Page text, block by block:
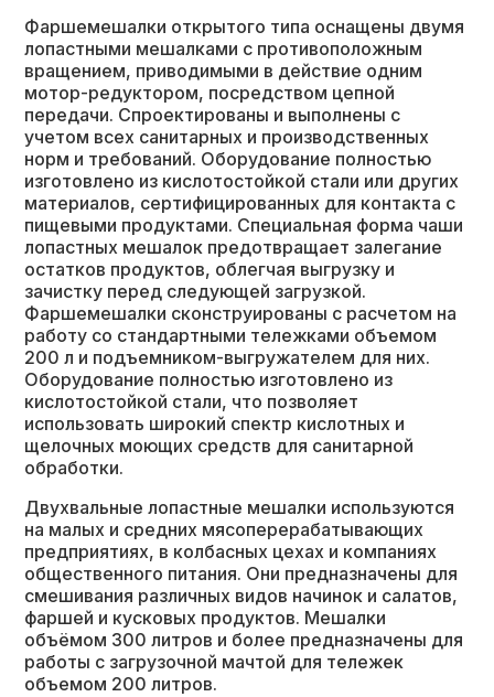
Фаршемешалки открытого типа оснащены двумя
лопастными мешалками с противоположным
вращением, приводимыми в действие одним
мотор-редуктором, посредством цепной
передачи. Спроектированы и выполнены с
учетом всех санитарных и производственных
норм и требований. Оборудование полностью
изготовлено из кислотостойкой стали или других
материалов, сертифицированных для контакта с
пищевыми продуктами. Специальная форма чаши
лопастных мешалок предотвращает залегание
остатков продуктов, облегчая выгрузку и
зачистку перед следующей загрузкой.
Фаршемешалки сконструированы с расчетом на
работу со стандартными тележками объемом
200 л и подъемником-выгружателем для них.
Оборудование полностью изготовлено из
кислотостойкой стали, что позволяет
использовать широкий спектр кислотных и
щелочных моющих средств для санитарной
обработки.
Двухвальные лопастные мешалки используются
на малых и средних мясоперерабатывающих
предприятиях, в колбасных цехах и компаниях
общественного питания. Они предназначены для
смешивания различных видов начинок и салатов,
фаршей и кусковых продуктов. Мешалки
объёмом 300 литров и более предназначены для
работы с загрузочной мачтой для тележек
объемом 200 литров.